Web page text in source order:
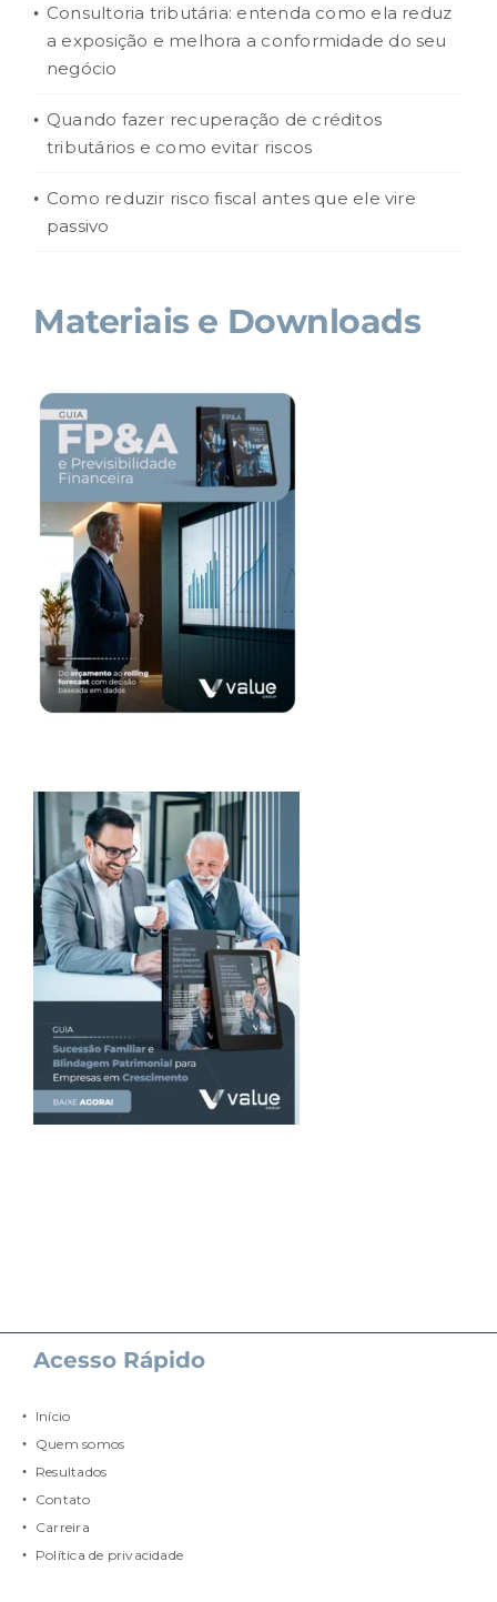
Consultoria tributária: entenda como ela reduz
a exposição e melhora a conformidade do seu
negócio
Quando fazer recuperação de créditos
tributários e como evitar riscos
Como reduzir risco fiscal antes que ele vire
passivo
Materiais e Downloads
Acesso Rápido
Início
Quem somos
Resultados
Contato
Carreira
Política de privacidade